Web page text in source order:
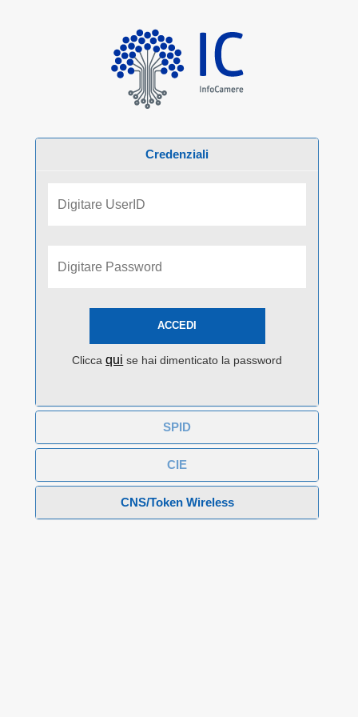
Credenziali
Cliccaqui se hai dimenticato la password
SPID
CIE
CNS/Token Wireless